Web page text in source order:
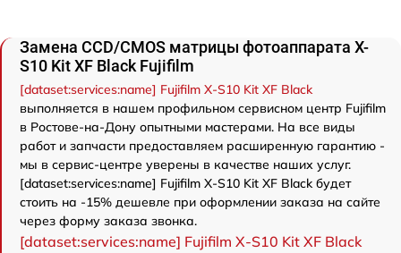
Замена CCD/CMOS матрицы фотоаппарата X-
S10 Kit XF Black Fujifilm
[dataset:services:name] Fujifilm X-S10 Kit XF Black
выполняется в нашем профильном сервисном центр Fujifilm
в Ростове-на-Дону опытными мастерами. На все виды
работ и запчасти предоставляем расширенную гарантию -
мы в сервис-центре уверены в качестве наших услуг.
[dataset:services:name] Fujifilm X-S10 Kit XF Black будет
стоить на -15% дешевле при оформлении заказа на сайте
через форму заказа звонка.
[dataset:services:name] Fujifilm X-S10 Kit XF Black